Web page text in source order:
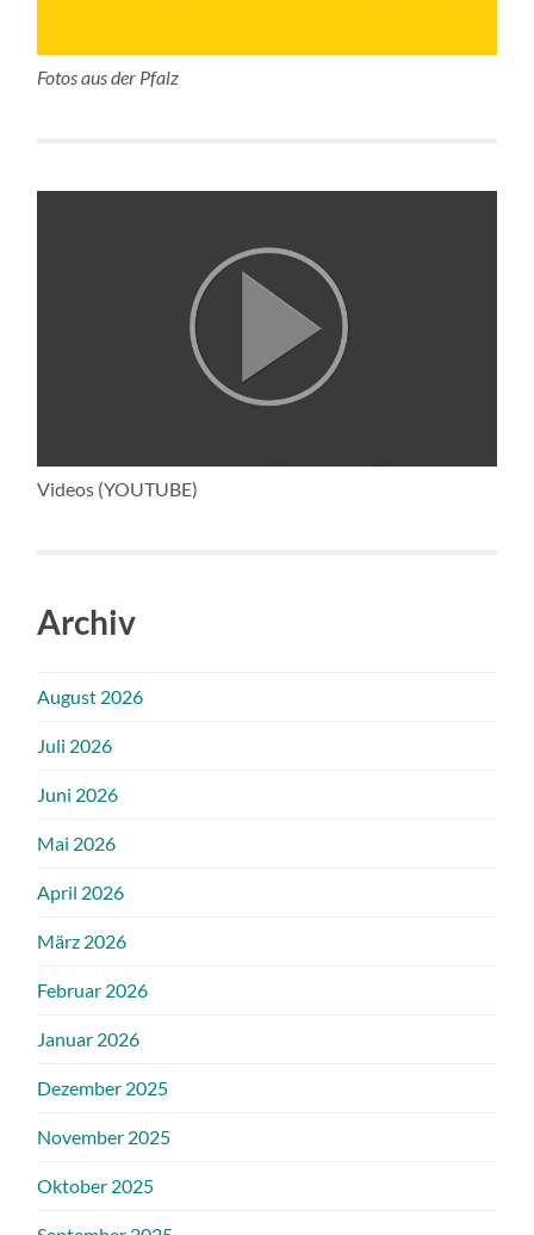
Fotos aus der Pfalz
Videos (YOUTUBE)
Archiv
August 2026
Juli 2026
Juni 2026
Mai 2026
April 2026
März 2026
Februar 2026
Januar 2026
Dezember 2025
November 2025
Oktober 2025